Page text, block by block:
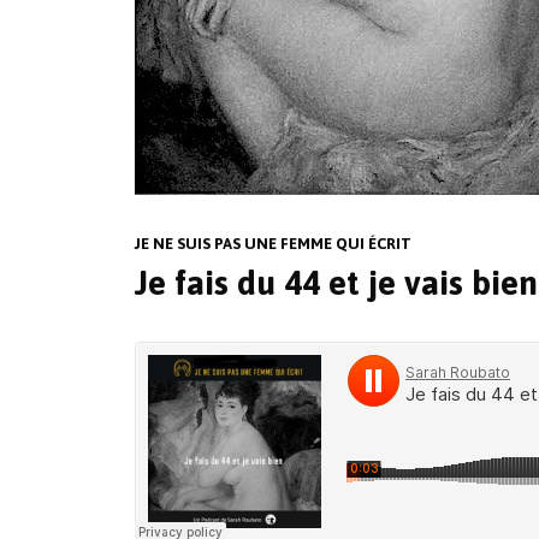
JE NE SUIS PAS UNE FEMME QUI ÉCRIT
Je fais du 44 et je vais